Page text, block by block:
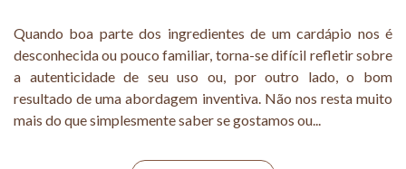
Quando boa parte dos ingredientes de um cardápio nos é
desconhecida ou pouco familiar, torna-se difícil refletir sobre
a autenticidade de seu uso ou, por outro lado, o bom
resultado de uma abordagem inventiva. Não nos resta muito
mais do que simplesmente saber se gostamos ou...